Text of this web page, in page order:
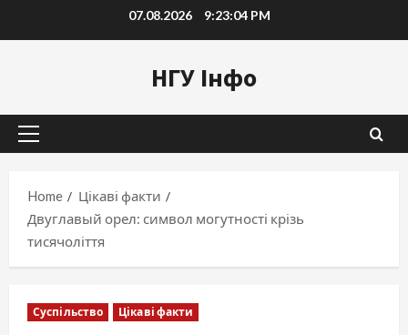
to
07.08.2026 9:23:06 PM
НГУ Інфо
Primary
Home
Цікаві факти
Двуглавый орел: символ могутності крізь
тисячоліття
Суспільство Цікаві факти